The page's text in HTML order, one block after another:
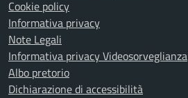
Cookie policy
Informativa privacy
Note Legali
Informativa privacy Videosorveglianza
Albo pretorio
Dichiarazione di accessibilità